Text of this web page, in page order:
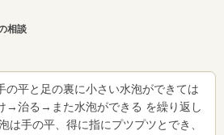
相談
の平と足の裏に小さい水泡ができては
→治る→また水泡ができる を繰り返し
は手の平、得に指にプツプツとでき、